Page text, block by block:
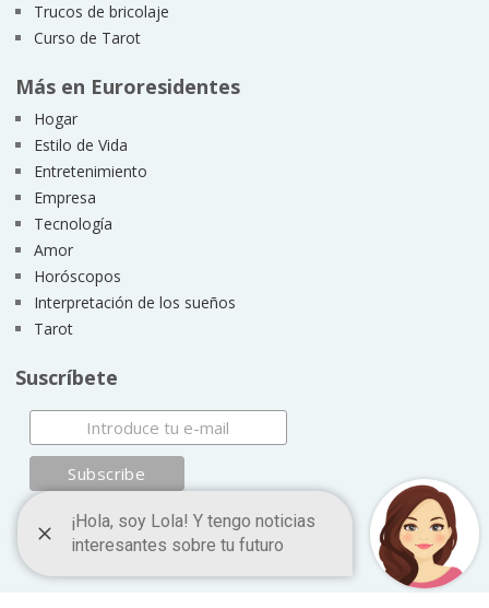
Trucos de bricolaje
Curso de Tarot
Más en Euroresidentes
Hogar
Estilo de Vida
Entretenimiento
Empresa
Tecnología
Amor
Horóscopos
Interpretación de los sueños
Tarot
Suscríbete